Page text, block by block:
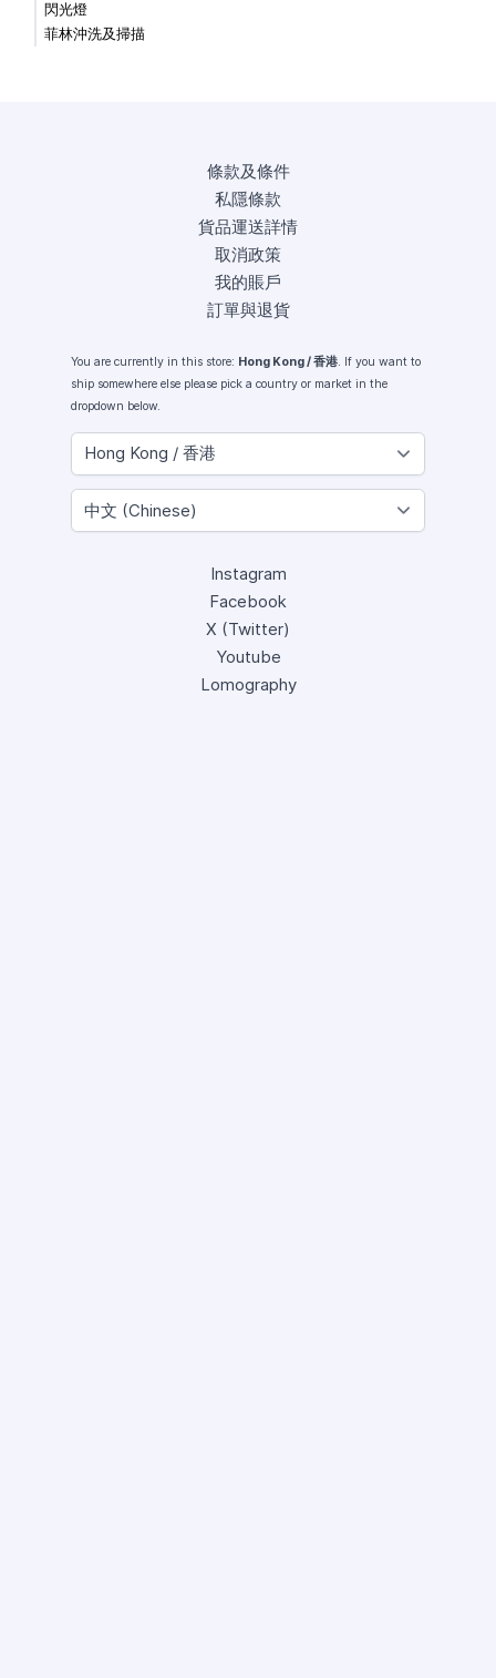
閃光燈
菲林沖洗及掃描
條款及條件
私隱條款
貨品運送詳情
取消政策
我的賬戶
訂單與退貨
You are currently in this store: Hong Kong / 香港. If you want to
ship somewhere else please pick a country or market in the
dropdown below.
Instagram
Facebook
X (Twitter)
Youtube
Lomography